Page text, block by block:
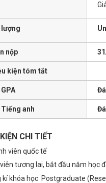
lượng
nộp
kiện tóm tắt
GPA
Tiếng anh
CHI TIẾT
viên quốc tế
tương lai, bắt đầu năm học
kí khóa học Postgraduate